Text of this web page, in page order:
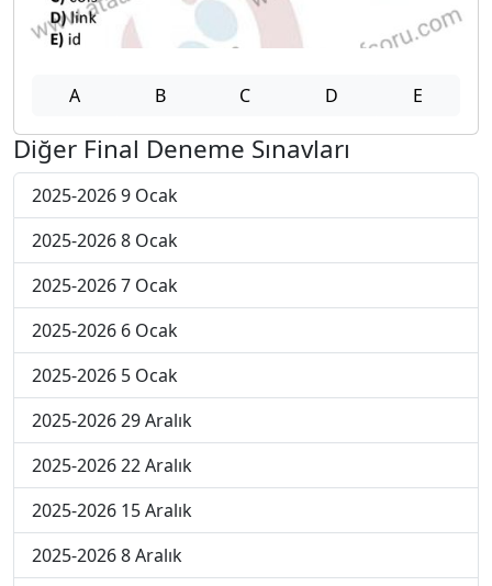
A B C D E
Diğer Final Deneme Sınavları
2025-2026 9 Ocak
2025-2026 8 Ocak
2025-2026 7 Ocak
2025-2026 6 Ocak
2025-2026 5 Ocak
2025-2026 29 Aralık
2025-2026 22 Aralık
2025-2026 15 Aralık
2025-2026 8 Aralık